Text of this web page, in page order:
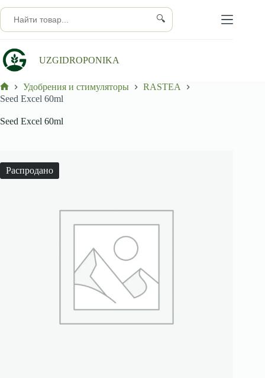
к
сути
🔍
UZGIDROPONIKA
Главная
Удобрения и стимуляторы
RASTEA
Seed Excel 60ml
Seed Excel 60ml
Распродано